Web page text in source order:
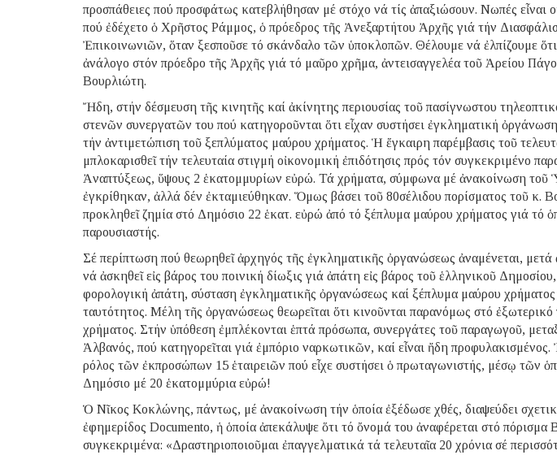
προσπάθειες πού προσφάτως κατεβλήθησαν μέ στόχο νά τίς ἀπαξιώσουν. Νωπές εἶναι
πού ἐδέχετο ὁ Χρῆστος Ράμμος, ὁ πρόεδρος τῆς Ἀνεξαρτήτου Ἀρχῆς γιά τήν
Ἐπικοινωνιῶν, ὅταν ξεσποῦσε τό σκάνδαλο τῶν ὑποκλοπῶν. Θέλουμε νά ἐλπίζουμε
ἀνάλογο στόν πρόεδρο τῆς Ἀρχῆς γιά τό μαῦρο χρῆμα, ἀντεισαγγελέα τοῦ Ἀρείου
Βουρλιώτη.
Ἤδη, στήν δέσμευση τῆς κινητῆς καί ἀκίνητης περιουσίας τοῦ πασίγνωστου
στενῶν συνεργατῶν του πού κατηγοροῦνται ὅτι εἶχαν συστήσει ἐγκληματική
τήν ἀντιμετώπιση τοῦ ξεπλύματος μαύρου χρήματος. Ἡ ἔγκαιρη παρέμβασις τοῦ
μπλοκαρισθεῖ τήν τελευταία στιγμή οἰκονομική ἐπιδότησις πρός τόν συγκεκριμένο
Ἀναπτύξεως, ὕψους 2 ἑκατομμυρίων εὐρώ. Τά χρήματα, σύμφωνα μέ ἀνακοίνωση τοῦ
ἐγκρίθηκαν, ἀλλά δέν ἐκταμιεύθηκαν. Ὅμως βάσει τοῦ 80σέλιδου πορίσματος τοῦ κ.
προκληθεῖ ζημία στό Δημόσιο 22 ἑκατ. εὐρώ ἀπό τό ξέπλυμα μαύρου χρήματος γιά τό
παρουσιαστής.
Σέ περίπτωση πού θεωρηθεῖ ἀρχηγός τῆς ἐγκληματικῆς ὀργανώσεως ἀναμένεται, μετά
νά ἀσκηθεῖ εἰς βάρος του ποινική δίωξις γιά ἀπάτη εἰς βάρος τοῦ ἑλληνικοῦ
φορολογική ἀπάτη, σύσταση ἐγκληματικῆς ὀργανώσεως καί ξέπλυμα μαύρου
ταυτότητος. Μέλη τῆς ὀργανώσεως θεωρεῖται ὅτι κινοῦνται παρανόμως στό ἐξωτερικό
χρήματος. Στήν ὑπόθεση ἐμπλέκονται ἑπτά πρόσωπα, συνεργάτες τοῦ παραγωγοῦ,
Ἀλβανός, πού κατηγορεῖται γιά ἐμπόριο ναρκωτικῶν, καί εἶναι ἤδη προφυλακισμένος.
ρόλος τῶν ἐκπροσώπων 15 ἑταιρειῶν πού εἶχε συστήσει ὁ πρωταγωνιστής, μέσῳ τῶν
Δημόσιο μέ 20 ἑκατομμύρια εὐρώ!
Ὁ Νῖκος Κοκλώνης, πάντως, μέ ἀνακοίνωση τήν ὁποία ἐξέδωσε χθές, διαψεύδει
ἐφημερίδος Documento, ἡ ὁποία ἀπεκάλυψε ὅτι τό ὄνομά του ἀναφέρεται στό πόρισμα
συγκεκριμένα: «Δραστηριοποιοῦμαι ἐπαγγελματικά τά τελευταῖα 20 χρόνια σέ